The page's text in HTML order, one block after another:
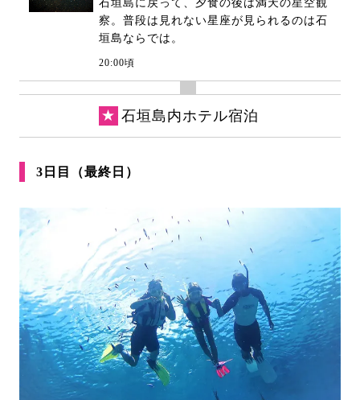
石垣島に戻って、夕食の後は満天の星空観
察。普段は見れない星座が見られるのは石
垣島ならでは。
20:00頃
★ 石垣島内ホテル宿泊
3日目（最終日）